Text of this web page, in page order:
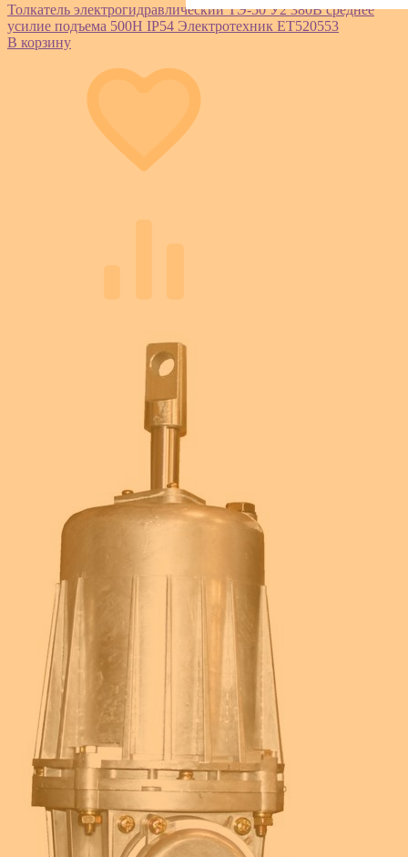
Толкатель электрогидравлический ТЭ-50 У2 380В среднее
усилие подъема 500Н IP54 Электротехник ET520553
В корзину